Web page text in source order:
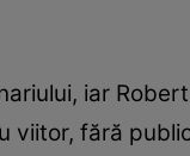
iar
viitor, fără